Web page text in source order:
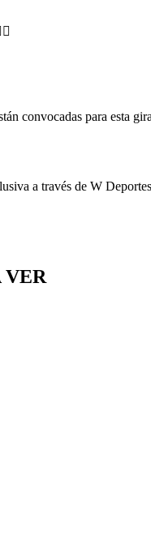
convocadas para esta
a través de W
VER